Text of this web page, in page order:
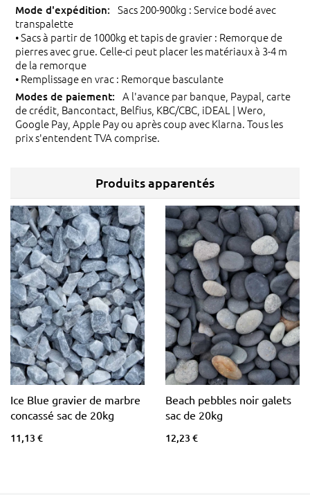
Sacs 200-900kg : Service bodé avec
transpalette
• Sacs à partir de 1000kg et tapis de gravier : Remorque de
pierres avec grue. Celle-ci peut placer les matériaux à 3-4 m
de la remorque
• Remplissage en vrac : Remorque basculante
A l'avance par banque, Paypal, carte
de crédit, Bancontact, Belfius, KBC/CBC, iDEAL | Wero,
Google Pay, Apple Pay ou après coup avec Klarna. Tous les
prix s'entendent TVA comprise.
Produits apparentés
Ice Blue gravier de marbre
concassé sac de 20kg
11,13 €
Beach pebbles noir galets
sac de 20kg
12,23 €